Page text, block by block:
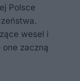
Polsce
wesel i
zaczną